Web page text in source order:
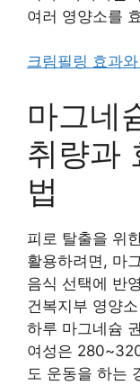
여러 영양소를
크림필링 효과
마그네
취량과
법
피로 탈출을 위
활용하려면, 마
음식 선택에 반
건복지부 영양
하루 마그네슘
여성은
도 운동을 하는